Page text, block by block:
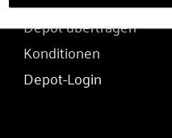
Depot übertragen
Konditionen
Depot-Login